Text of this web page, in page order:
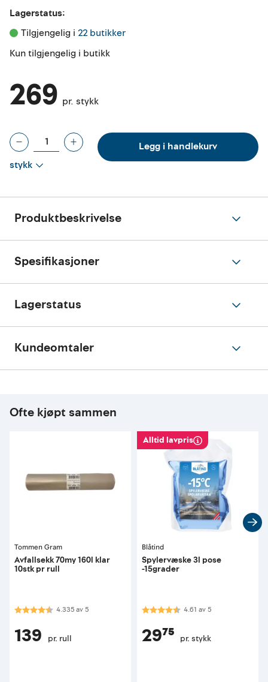
Lagerstatus:
Tilgjengelig i 22 butikker
Kun tilgjengelig i butikk
269 pr. stykk
stykk
Legg i handlekurv
Produktbeskrivelse
Spesifikasjoner
Lagerstatus
Kundeomtaler
Ofte kjøpt sammen
Tommen Gram
Avfallsekk 70my 160l klar
10stk pr rull
Karakter:4.3 av 5 mulige
4.335av5
139 pr. rull
Alltid lavpris
Blåtind
Spylervæske 3l pose
-15grader
Karakter:4.6 av 5 mulige
4.61 av5
29⁷⁵ pr. stykk